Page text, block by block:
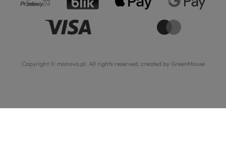
Copyright © monovo.pl. All rights reserved. created by GreenMouse